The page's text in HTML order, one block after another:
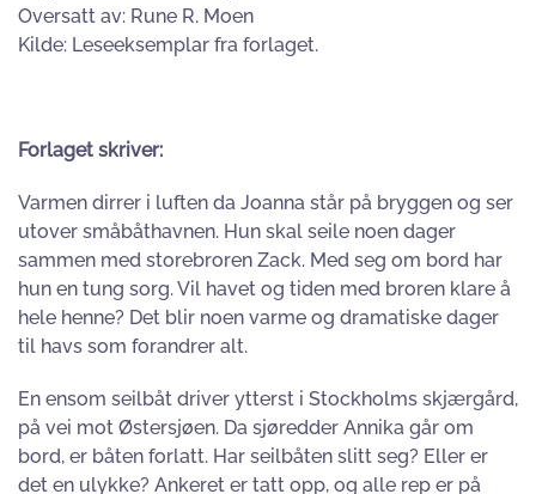
Oversatt av: Rune R. Moen
Kilde: Leseeksemplar fra forlaget.
Forlaget skriver:
Varmen dirrer i luften da Joanna står på bryggen og ser
utover småbåthavnen. Hun skal seile noen dager
sammen med storebroren Zack. Med seg om bord har
hun en tung sorg. Vil havet og tiden med broren klare å
hele henne? Det blir noen varme og dramatiske dager
til havs som forandrer alt.
En ensom seilbåt driver ytterst i Stockholms skjærgård,
på vei mot Østersjøen. Da sjøredder Annika går om
bord, er båten forlatt. Har seilbåten slitt seg? Eller er
det en ulykke? Ankeret er tatt opp, og alle rep er på